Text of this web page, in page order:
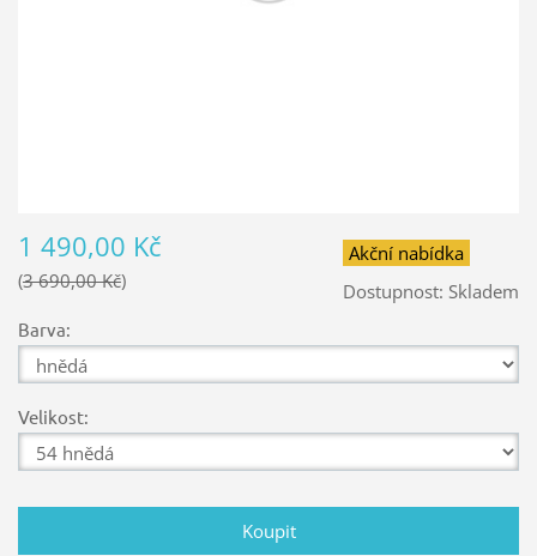
Akční nabídka
Dostupnost: Skladem
1 490,00 Kč
3 690,00 Kč
Barva:
Velikost: